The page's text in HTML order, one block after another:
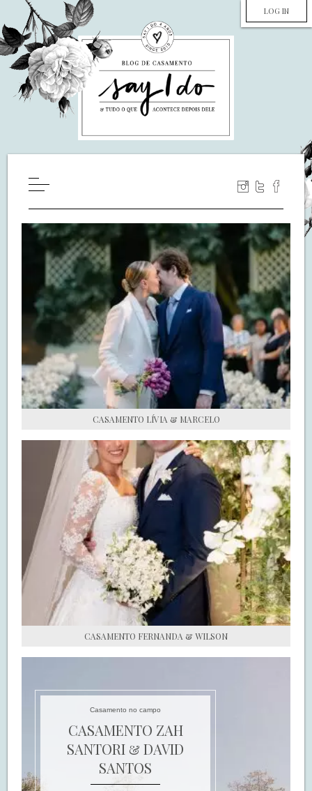
LOG IN
WILL YOU MARRY ME?
LUA DE MEL
COZINHA
DECORAÇÃO
DE NOIVA PRA NOIVA
S.O.S CASADAS
FALE COM O SAY I DO
CASAMENTO LÍVIA & MARCELO
CASAMENTO FERNANDA & WILSON
Casamento no campo
CASAMENTO ZAH
SANTORI & DAVID
SANTOS